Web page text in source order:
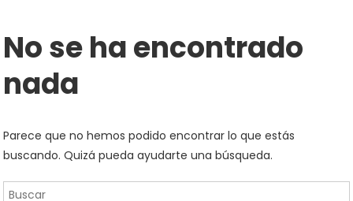
No se ha encontrado
nada
Parece que no hemos podido encontrar lo que estás
buscando. Quizá pueda ayudarte una búsqueda.